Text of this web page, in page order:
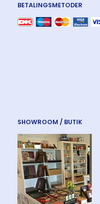
BETALINGSMETODER
SHOWROOM / BUTIK